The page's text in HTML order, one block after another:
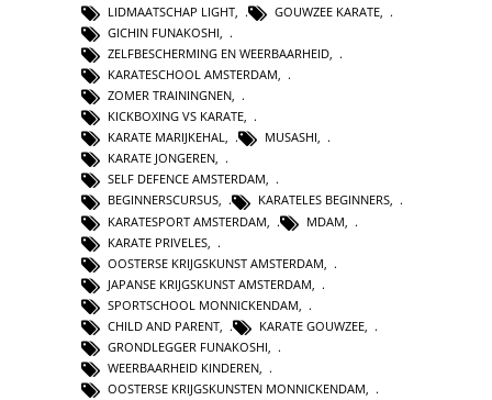
LIDMAATSCHAP LIGHT
GOUWZEE KARATE
GICHIN FUNAKOSHI
ZELFBESCHERMING EN WEERBAARHEID,
KARATESCHOOL AMSTERDAM,
ZOMER TRAININGNEN,
KICKBOXING VS KARATE,
KARATE MARIJKEHAL, MUSASHI,
KARATE JONGEREN,
SELF DEFENCE AMSTERDAM,
BEGINNERSCURSUS, KARATELES BEGINNERS,
KARATESPORT AMSTERDAM
MDAM
KARATE PRIVELES
OOSTERSE KRIJGSKUNST AMSTERDAM
JAPANSE KRIJGSKUNST AMSTERDAM
SPORTSCHOOL MONNICKENDAM
CHILD AND PARENT
KARATE GOUWZEE
GRONDLEGGER FUNAKOSHI
WEERBAARHEID KINDEREN
OOSTERSE KRIJGSKUNSTEN MONNICKENDAM,